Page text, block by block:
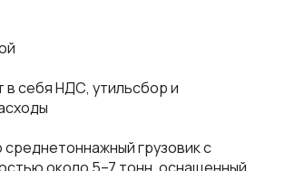
себя НДС, утильсбор и
среднетоннажный грузовик с